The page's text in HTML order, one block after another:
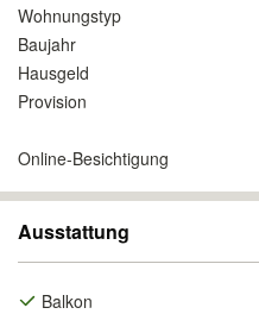
Wohnungstyp
Baujahr
Hausgeld
Provision
Online-Besichtigung
Ausstattung
Balkon